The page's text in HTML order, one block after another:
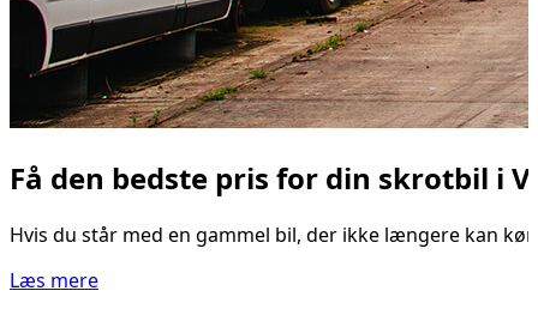
Få den bedste pris for din skrotbil i
Hvis du står med en gammel bil, der ikke længere kan
Læs mere